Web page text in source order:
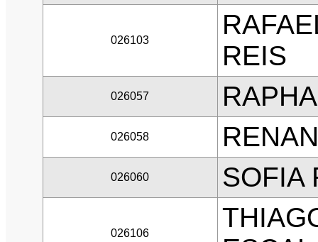
026103
REIS
026057
026058
026060 SOFIA
026106